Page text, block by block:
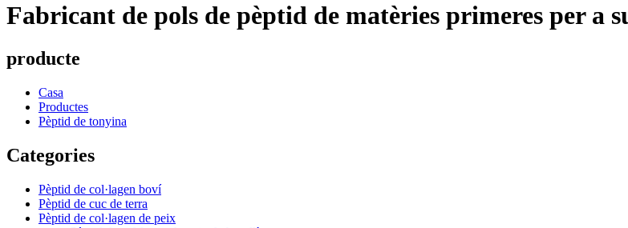
Fabricant de pols de pèptid de matèries primeres per a
producte
Casa
Productes
Pèptid de tonyina
Categories
Pèptid de col·lagen boví
Pèptid de cuc de terra
Pèptid de col·lagen de peix